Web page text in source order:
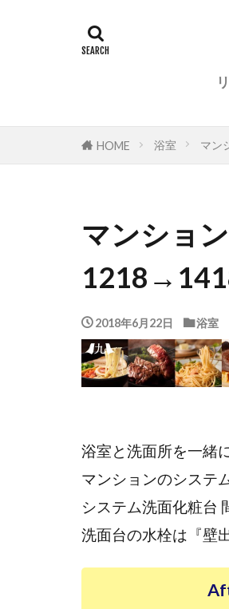
HOME 浴室 マン
マンショ
2018年6月22日 浴室
浴室と洗面所を一緒
マンションのシステ
システム洗面化粧台
洗面台の水栓は『壁